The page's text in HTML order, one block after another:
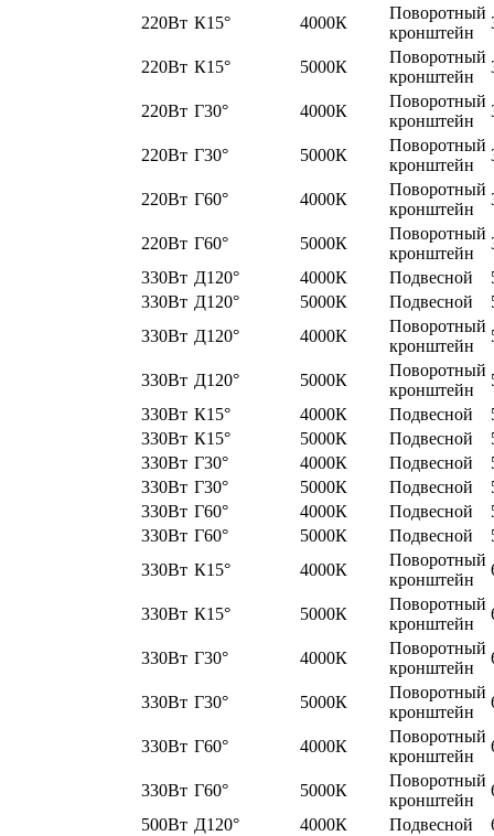
220Вт К15° 4000К
Поворотный
кронштейн
220Вт К15° 5000К
Поворотный
кронштейн
220Вт Г30° 4000К
Поворотный
кронштейн
220Вт Г30° 5000К
Поворотный
кронштейн
220Вт Г60° 4000К
Поворотный
кронштейн
220Вт Г60° 5000К
Поворотный
кронштейн
330Вт Д120° 4000К Подвесной
330Вт Д120° 5000К Подвесной
330Вт Д120° 4000К
Поворотный
кронштейн
330Вт Д120° 5000К
Поворотный
кронштейн
330Вт К15° 4000К Подвесной
330Вт К15° 5000К Подвесной
330Вт Г30° 4000К Подвесной
330Вт Г30° 5000К Подвесной
330Вт Г60° 4000К Подвесной
330Вт Г60° 5000К Подвесной
330Вт К15° 4000К
Поворотный
кронштейн
330Вт К15° 5000К
Поворотный
кронштейн
330Вт Г30° 4000К
Поворотный
кронштейн
330Вт Г30° 5000К
Поворотный
кронштейн
330Вт Г60° 4000К
Поворотный
кронштейн
330Вт Г60° 5000К
Поворотный
кронштейн
500Вт Д120° 4000К Подвесной